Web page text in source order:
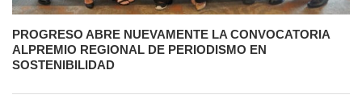
PROGRESO ABRE NUEVAMENTE LA CONVOCATORIA
ALPREMIO REGIONAL DE PERIODISMO EN
SOSTENIBILIDAD